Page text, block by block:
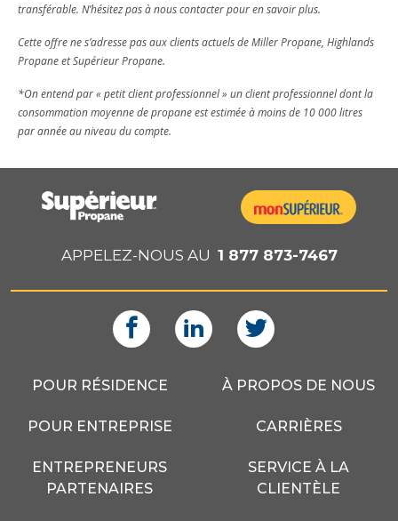
transférable. N’hésitez pas à nous contacter pour en savoir plus.
Cette offre ne s’adresse pas aux clients actuels de Miller Propane, Highlands
Propane et Supérieur Propane.
*On entend par « petit client professionnel » un client professionnel dont la
consommation moyenne de propane est estimée à moins de 10 000 litres
par année au niveau du compte.
APPELEZ-NOUS AU 1 877 873-7467
POUR RÉSIDENCE
POUR ENTREPRISE
ENTREPRENEURS
PARTENAIRES
À PROPOS DE NOUS
CARRIÈRES
SERVICE À LA
CLIENTÈLE